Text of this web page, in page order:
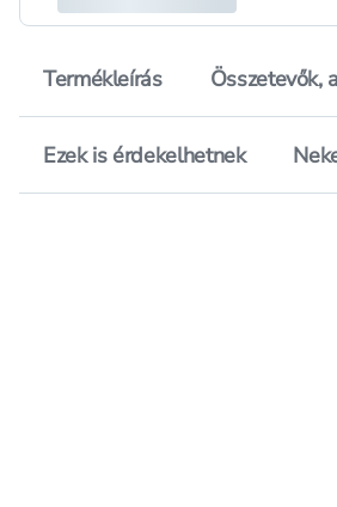
Termékleírás Összetevők,
Ezek is érdekelhetnek